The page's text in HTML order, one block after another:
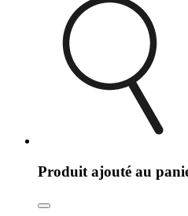
Produit ajouté au